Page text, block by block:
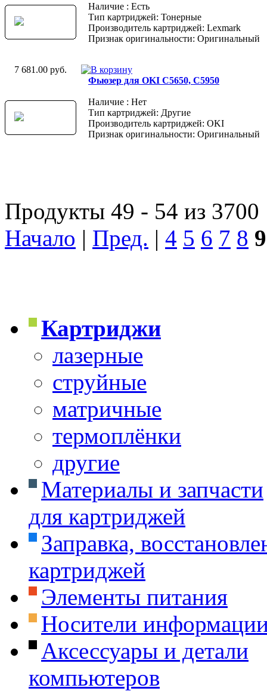
Наличие : Есть
Тип картриджей: Тонерные
Производитель картриджей: Lexmark
Признак оригинальности: Оригинальный
7 681.00 руб.
Фьюзер для OKI C5650, C5950
Наличие : Нет
Тип картриджей: Другие
Производитель картриджей: OKI
Признак оригинальности: Оригинальный
Продукты 49 - 54 из 3700
Начало | Пред. | 4 5 6 7 8 9
Картриджи
лазерные
струйные
матричные
термоплёнки
другие
Материалы и запчасти
для картриджей
Заправка,
картриджей
Элементы питания
Носители
Аксессуары и детали
компьютеров